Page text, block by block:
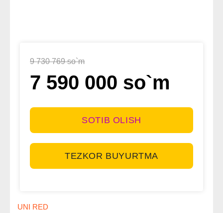
9 730 769 so`m
7 590 000 so`m
SOTIB OLISH
TEZKOR BUYURTMA
UNI RED